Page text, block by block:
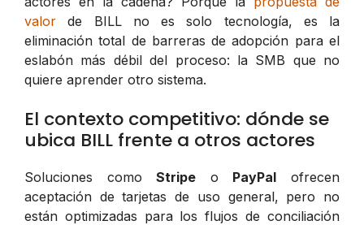
valor de BILL no es solo tecnología, es la
eliminación total de barreras de adopción para el
eslabón más débil del proceso: la SMB que no
quiere aprender otro sistema.
El contexto competitivo: dónde se
ubica BILL frente a otros actores
Soluciones comoStripe o PayPal ofrecen
aceptación de tarjetas de uso general, pero no
están optimizadas para los flujos de conciliación